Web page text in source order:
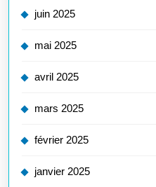
juin 2025
mai 2025
avril 2025
mars 2025
février 2025
janvier 2025